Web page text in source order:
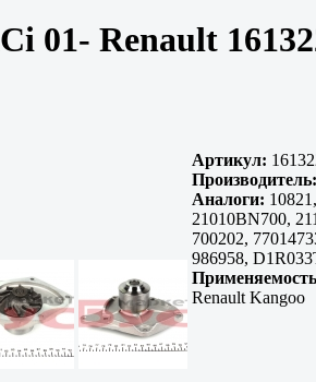
01- Renault
Артикул:
Производитель:
Аналоги:
21010BN700,
700202,
986958,
Renault Kangoo